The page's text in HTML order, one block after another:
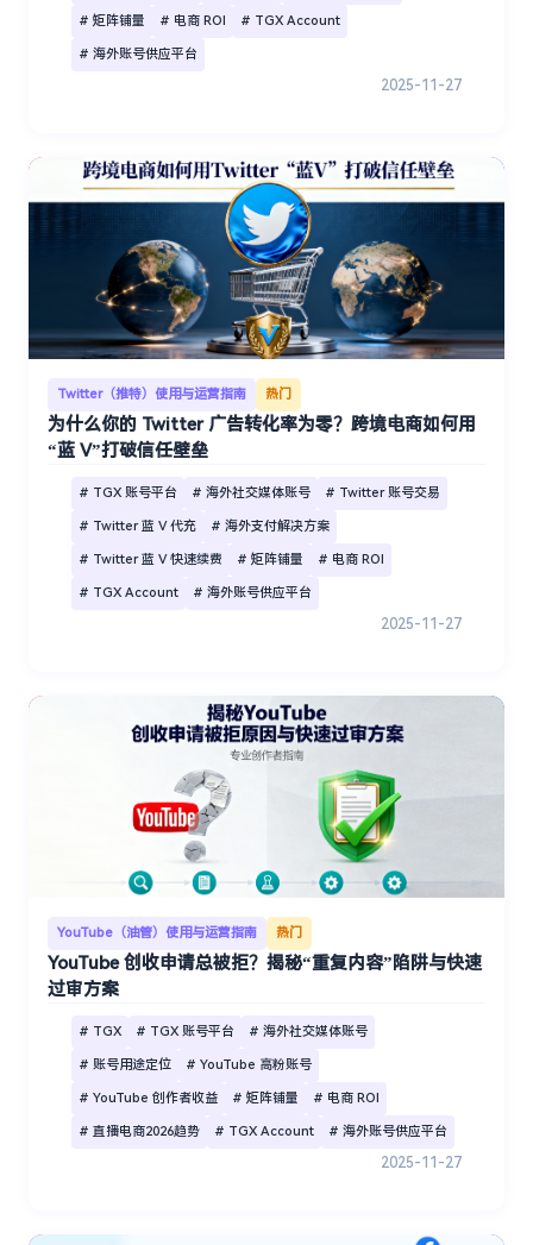
# 矩阵铺量 # 电商 ROI # TGX Account
# 海外账号供应平台
2025-11-27
Twitter（推特）使用与运营指南 热门
为什么你的 Twitter 广告转化率为零？跨境电商如何用
“蓝 V”打破信任壁垒
# TGX 账号平台 # 海外社交媒体账号 # Twitter 账号交易
# Twitter 蓝 V 代充 # 海外支付解决方案
# Twitter 蓝 V 快速续费 # 矩阵铺量 # 电商 ROI
# TGX Account # 海外账号供应平台
2025-11-27
YouTube（油管）使用与运营指南 热门
YouTube 创收申请总被拒？揭秘“重复内容”陷阱与快速
过审方案
# TGX # TGX 账号平台 # 海外社交媒体账号
# 账号用途定位 # YouTube 高粉账号
# YouTube 创作者收益 # 矩阵铺量 # 电商 ROI
# 直播电商2026趋势 # TGX Account # 海外账号供应平台
2025-11-27